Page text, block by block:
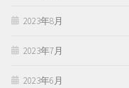
2023年8月
2023年7月
2023年6月